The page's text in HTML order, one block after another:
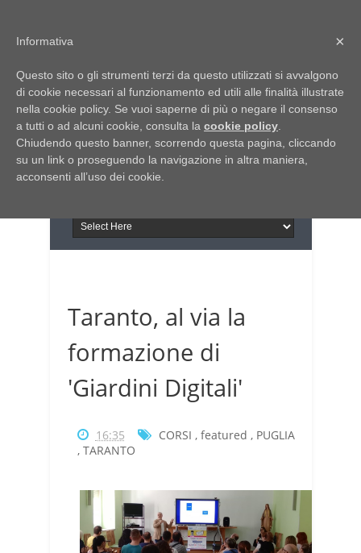
Italia Notizie
Giornale di Basilicata
Giornale di Puglia
INFORMAPUGLIA
Il portale n.1 del lavoro
in Puglia
Taranto, al via la
formazione di
'Giardini Digitali'
16:35 CORSI , featured , PUGLIA
, TARANTO
×
Informativa
Questo sito o gli strumenti terzi da questo utilizzati si avvalgono
di cookie necessari al funzionamento ed utili alle finalità illustrate
nella cookie policy. Se vuoi saperne di più o negare il consenso
a tutti o ad alcuni cookie, consulta la cookie policy
Chiudendo questo banner, scorrendo questa pagina, cliccando
su un link o proseguendo la navigazione in altra maniera,
acconsenti all’uso dei cookie.